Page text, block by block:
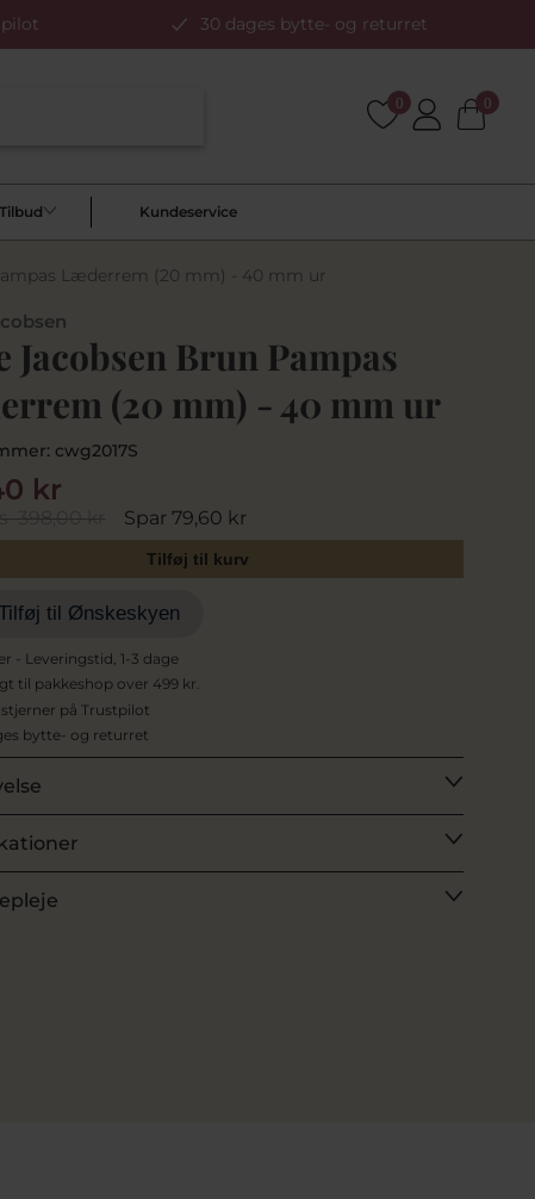
30 dages bytte- og returret
0 0
Tilbud Kundeservice
Læderrem (20 mm) - 40 mm ur
Jacobsen Brun Pampas
(20 mm) - 40 mm ur
cwg2017S
398,00 kr Spar 79,60 kr
kr
Tilføj til kurv
til Ønskeskyen
- Leveringstid, 1-3 dage
til pakkeshop over 499 kr.
stjerner på Trustpilot
bytte- og returret